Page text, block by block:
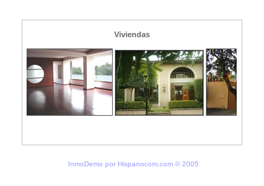
Viviendas
InmoDemo por Hispanocom.com © 2005